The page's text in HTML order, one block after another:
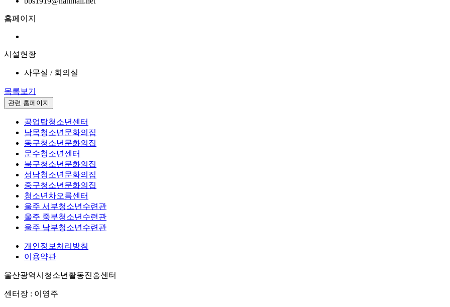
홈페이지
시설현황
사무실 / 회의실
목록보기
관련 홈페이지
공업탑청소년센터
남목청소년문화의집
동구청소년문화의집
문수청소년센터
북구청소년문화의집
성남청소년문화의집
중구청소년문화의집
청소년차오름센터
울주 서부청소년수련관
울주 중부청소년수련관
울주 남부청소년수련관
개인정보처리방침
이용약관
울산광역시청소년활동진흥센터
센터장 : 이영주